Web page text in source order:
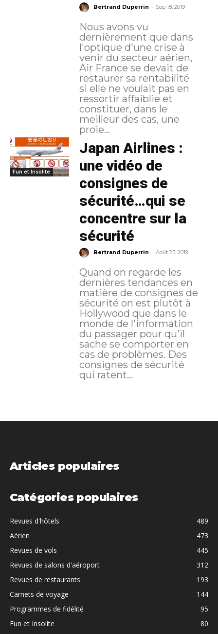
Bertrand Duperrin - Sep 18, 2019
Nous avons vu
dernièrement que dans
l'optique d'une crise à
venir du secteur aérien,
Air France se devait de
restaurer sa rentabilité
si elle ne voulait pas en
ressortir affaiblie et
constituer, dans le
meilleur des cas, une
proie...
Fun et Insolite
Japan Airlines :
une vidéo de
consignes de
sécurité…qui se
concentre sur la
sécurité
Bertrand Duperrin - Août 23, 2019
Quand on regarde les
dernières tendances en
matière de consignes de
sécurité on est plutôt à
Hollywood que dans le
monde de l'information
du passager pour qu'il
sache se comporter en
cas de problèmes. Des
consignes de sécurité
qui ratent...
Articles populaires
Catégories populaires
Revues d'hôtels
489
Aérien
473
Revues de vols
445
Revues de salons d'aéroport
312
Revues de restaurants
193
Carnets de voyage
144
Programmes de fidélité
95
Fun et Insolite
80